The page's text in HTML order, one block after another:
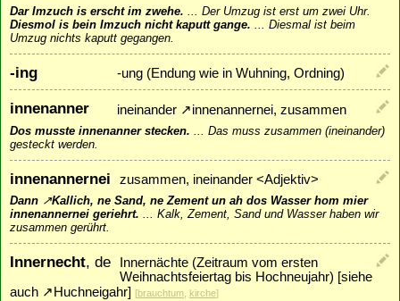
Dar Imzuch is erscht im zwehe. ... Der Umzug ist erst um zwei Uhr.
Diesmol is bein Imzuch nicht kaputt gange. ... Diesmal ist beim
Umzug nichts kaputt gegangen.
-ing -ung (Endung wie in Wuhning, Ordning)
innenanner ineinander ↗innenannernei, zusammen
Dos musste innenanner stecken. ... Das muss zusammen (ineinander)
gesteckt werden.
innenannernei zusammen, ineinander <Adjektiv>
Dann ↗Kallich, ne Sand, ne Zement un ah dos Wasser hom mier
innenannernei geriehrt. ... Kalk, Zement, Sand und Wasser haben wir
zusammen gerührt.
Innernecht, de
Innernächte (Zeitraum vom ersten
Weihnachtsfeiertag bis Hochneujahr) [siehe
auch ↗ Huchneigahr] [brauchtum, kirche]